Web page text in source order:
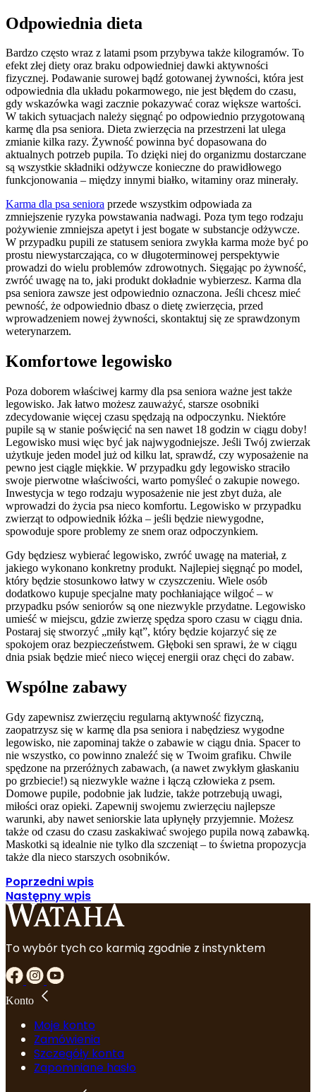
Odpowiednia dieta
Bardzo często wraz z latami psom przybywa także kilogramów. To
efekt złej diety oraz braku odpowiedniej dawki aktywności
fizycznej. Podawanie surowej bądź gotowanej żywności, która jest
odpowiednia dla układu pokarmowego, nie jest błędem do czasu,
gdy wskazówka wagi zacznie pokazywać coraz większe wartości.
W takich sytuacjach należy sięgnąć po odpowiednio przygotowaną
karmę dla psa seniora. Dieta zwierzęcia na przestrzeni lat ulega
zmianie kilka razy. Żywność powinna być dopasowana do
aktualnych potrzeb pupila. To dzięki niej do organizmu dostarczane
są wszystkie składniki odżywcze konieczne do prawidłowego
funkcjonowania – między innymi białko, witaminy oraz minerały.
Karma dla psa seniora przede wszystkim odpowiada za
zmniejszenie ryzyka powstawania nadwagi. Poza tym tego rodzaju
pożywienie zmniejsza apetyt i jest bogate w substancje odżywcze.
W przypadku pupili ze statusem seniora zwykła karma może być po
prostu niewystarczająca, co w długoterminowej perspektywie
prowadzi do wielu problemów zdrowotnych. Sięgając po żywność,
zwróć uwagę na to, jaki produkt dokładnie wybierzesz. Karma dla
psa seniora zawsze jest odpowiednio oznaczona. Jeśli chcesz mieć
pewność, że odpowiednio dbasz o dietę zwierzęcia, przed
wprowadzeniem nowej żywności, skontaktuj się ze sprawdzonym
weterynarzem.
Komfortowe legowisko
Poza doborem właściwej karmy dla psa seniora ważne jest także
legowisko. Jak łatwo możesz zauważyć, starsze osobniki
zdecydowanie więcej czasu spędzają na odpoczynku. Niektóre
pupile są w stanie poświęcić na sen nawet 18 godzin w ciągu doby!
Legowisko musi więc być jak najwygodniejsze. Jeśli Twój zwierzak
użytkuje jeden model już od kilku lat, sprawdź, czy wyposażenie na
pewno jest ciągle miękkie. W przypadku gdy legowisko straciło
swoje pierwotne właściwości, warto pomyśleć o zakupie nowego.
Inwestycja w tego rodzaju wyposażenie nie jest zbyt duża, ale
wprowadzi do życia psa nieco komfortu. Legowisko w przypadku
zwierząt to odpowiednik łóżka – jeśli będzie niewygodne,
spowoduje spore problemy ze snem oraz odpoczynkiem.
Gdy będziesz wybierać legowisko, zwróć uwagę na materiał, z
jakiego wykonano konkretny produkt. Najlepiej sięgnąć po model,
który będzie stosunkowo łatwy w czyszczeniu. Wiele osób
dodatkowo kupuje specjalne maty pochłaniające wilgoć – w
przypadku psów seniorów są one niezwykle przydatne. Legowisko
umieść w miejscu, gdzie zwierzę spędza sporo czasu w ciągu dnia.
Postaraj się stworzyć „miły kąt”, który będzie kojarzyć się ze
spokojem oraz bezpieczeństwem. Głęboki sen sprawi, że w ciągu
dnia psiak będzie mieć nieco więcej energii oraz chęci do zabaw.
Wspólne zabawy
Gdy zapewnisz zwierzęciu regularną aktywność fizyczną,
zaopatrzysz się w karmę dla psa seniora i nabędziesz wygodne
legowisko, nie zapominaj także o zabawie w ciągu dnia. Spacer to
nie wszystko, co powinno znaleźć się w Twoim grafiku. Chwile
spędzone na przeróżnych zabawach, (a nawet zwykłym głaskaniu
po grzbiecie!) są niezwykle ważne i łączą człowieka z psem.
Domowe pupile, podobnie jak ludzie, także potrzebują uwagi,
miłości oraz opieki. Zapewnij swojemu zwierzęciu najlepsze
warunki, aby nawet seniorskie lata upłynęły przyjemnie. Możesz
także od czasu do czasu zaskakiwać swojego pupila nową zabawką.
Maskotki są idealnie nie tylko dla szczeniąt – to świetna propozycja
także dla nieco starszych osobników.
Poprzedni wpis
Następny wpis
To wybór tych co karmią zgodnie z instynktem
Konto
Moje konto
Zamówienia
Szczegóły konta
Zapomniane hasło